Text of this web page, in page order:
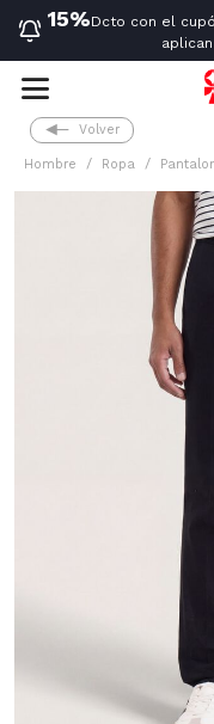
15%Dcto con el
aplican
Volver
Hombre Ropa